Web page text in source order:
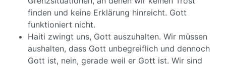
finden und keine Erklärung hinreicht. Gott
funktioniert nicht.
Haiti zwingt uns, Gott auszuhalten. Wir müssen
aushalten, dass Gott unbegreiflich und dennoch
Gott ist, nein, gerade weil er Gott ist. Wir sind